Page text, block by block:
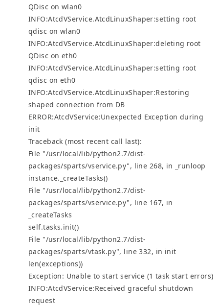
QDisc on wlan0
INFO:AtcdVService.AtcdLinuxShaper:setting root
qdisc on wlan0
INFO:AtcdVService.AtcdLinuxShaper:deleting root
QDisc on eth0
INFO:AtcdVService.AtcdLinuxShaper:setting root
qdisc on eth0
INFO:AtcdVService.AtcdLinuxShaper:Restoring
shaped connection from DB
ERROR:AtcdVService:Unexpected Exception during
init
Traceback (most recent call last):
File "/usr/local/lib/python2.7/dist-
packages/sparts/vservice.py", line 268, in _runloop
instance._createTasks()
File "/usr/local/lib/python2.7/dist-
packages/sparts/vservice.py", line 167, in
_createTasks
self.tasks.init()
File "/usr/local/lib/python2.7/dist-
packages/sparts/vtask.py", line 332, in init
len(exceptions))
Exception: Unable to start service (1 task start errors)
INFO:AtcdVService:Received graceful shutdown
request